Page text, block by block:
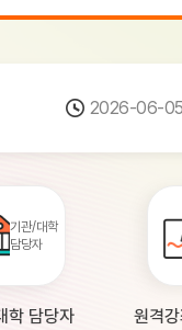
2026-07-
2026-06-
... 2026-04-
기관/대학
담당자
학 담당자 원격